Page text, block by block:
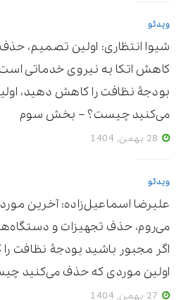
ویدئو
شیوا انتظاری: اولین تصمیم،
کاهش اتکا به نیروی خدماتی
بودجۀ نظافت را کاهش دهید،
می‌کنید چیست؟ – بخش سوم
ویدئو
علیرضا اسماعیل‌زاده: آخرین
می‌روم، حذف تجهیزات و
اگر مجبور باشید بودجۀ نظافت
اولین موردی که حذف می‌کنید